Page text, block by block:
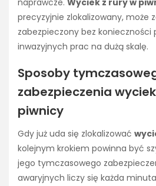
naprawcze. Wyciek z rury w
precyzyjnie zlokalizowany, może
zabezpieczony bez konieczności
inwazyjnych prac na dużą skalę.
Sposoby
zabezpieczenia
piwnicy
Gdy już uda się zlokalizować
kolejnym krokiem powinna być
jego tymczasowego
awaryjnych liczy się każda